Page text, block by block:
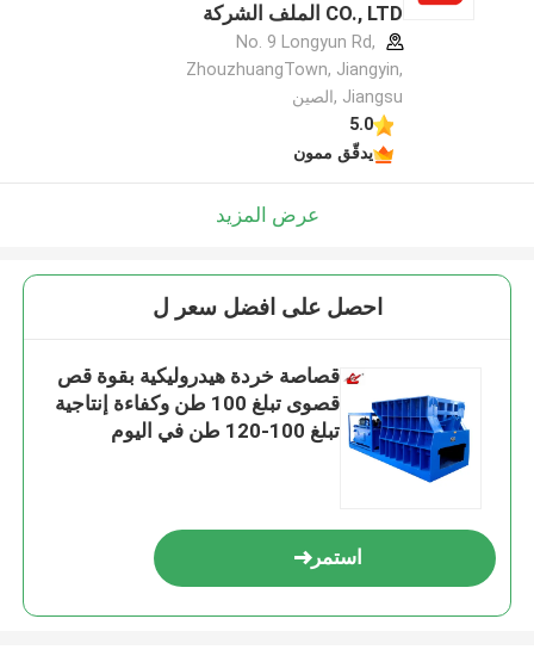
CO., LTD الملف الشركة
المصنعة
No. 9 Longyun Rd,
ZhouzhuangTown, Jiangyin,
Jiangsu ,الصين
5.0
يدقّق ممون
عرض المزيد
احصل على افضل سعر ل
قصاصة خردة هيدروليكية بقوة قص
قصوى تبلغ 100 طن وكفاءة إنتاجية
تبلغ 100-120 طن في اليوم
استمر